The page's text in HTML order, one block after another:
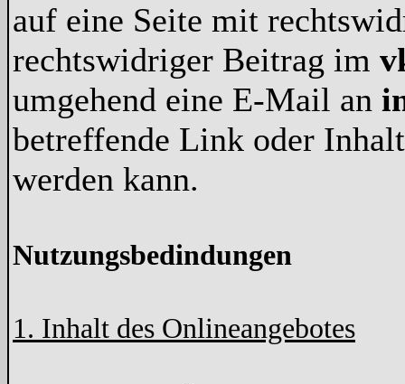
auf eine Seite mit
rechtswidriger Beitrag im
umgehend eine E-Mail an
betreffende Link oder
werden kann.
Nutzungsbedindungen
1. Inhalt des Onlineangebotes